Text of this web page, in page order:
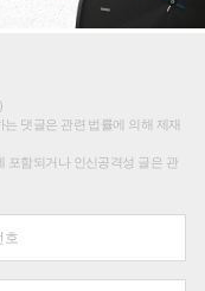
댓글은 관련 법률에 의해 제재
포함되거나 인신공격성 글은 관